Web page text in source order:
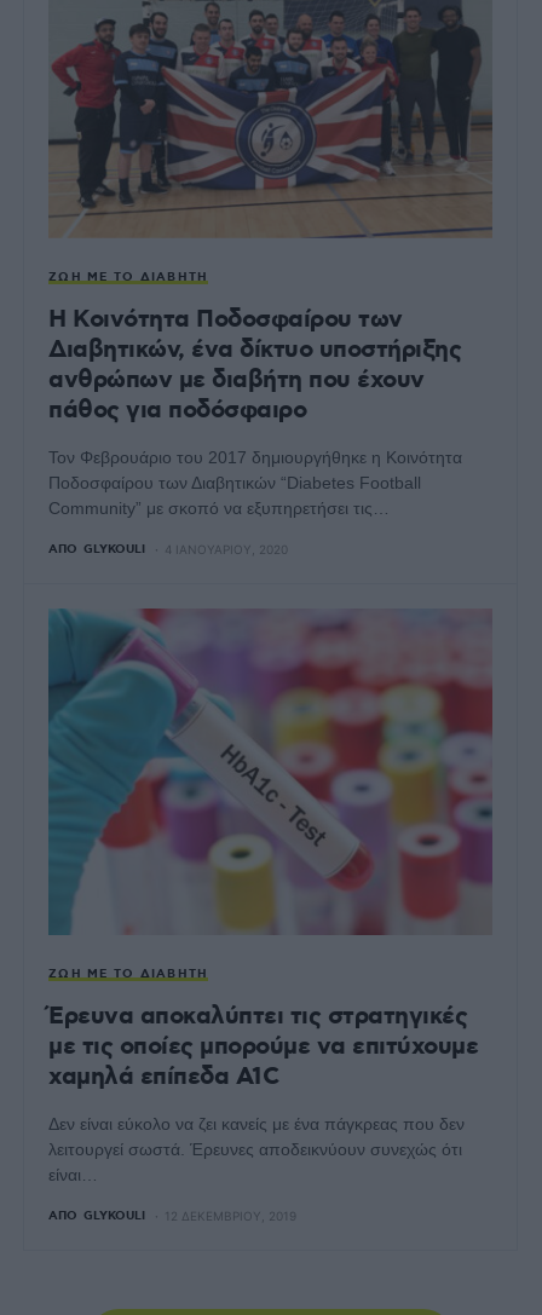
ΖΩΉ ΜΕ ΤΟ ΔΙΑΒΉΤΗ
Η Κοινότητα Ποδοσφαίρου των
Διαβητικών, ένα δίκτυο υποστήριξης
ανθρώπων με διαβήτη που έχουν
πάθος για ποδόσφαιρο
Τον Φεβρουάριο του 2017 δημιουργήθηκε η Κοινότητα
Ποδοσφαίρου των Διαβητικών “Diabetes Football
Community” με σκοπό να εξυπηρετήσει τις…
ΑΠΌ GLYKOULI 4 ΙΑΝΟΥΑΡΊΟΥ, 2020
ΖΩΉ ΜΕ ΤΟ ΔΙΑΒΉΤΗ
Έρευνα αποκαλύπτει τις στρατηγικές
με τις οποίες μπορούμε να επιτύχουμε
χαμηλά επίπεδα A1C
Δεν είναι εύκολο να ζει κανείς με ένα πάγκρεας που δεν
λειτουργεί σωστά. Έρευνες αποδεικνύουν συνεχώς ότι
είναι…
ΑΠΌ GLYKOULI 12 ΔΕΚΕΜΒΡΊΟΥ, 2019